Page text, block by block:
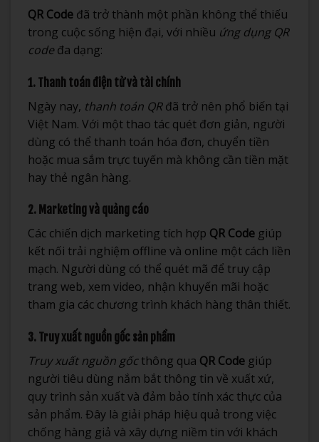
QR Code đã trở thành một phần không thể thiếu
trong cuộc sống hiện đại, với nhiều ứng dụng QR
codeđa dạng:
1. Thanh toán điện tử và tài chính
Ngày nay, thanh toán QRđã trở nên phổ biến tại
Việt Nam. Với một thao tác quét đơn giản, người
dùng có thể thanh toán hóa đơn, chuyển tiền
hoặc mua sắm trực tuyến mà không cần tiền mặt
hay thẻ ngân hàng.
2. Marketing và quảng cáo
Các chiến dịch marketing tích hợp QR Code giúp
kết nối trải nghiệm offline và online một cách liền
mạch. Người dùng có thể quét mã để truy cập
trang web, xem video, nhận khuyến mãi hoặc
tham gia các chương trình khách hàng thân thiết.
3. Truy xuất nguồn gốc sản phẩm
Truy xuất nguồn gốcthông qua QR Code giúp
người tiêu dùng nắm bắt thông tin về xuất xứ,
quy trình sản xuất và đảm bảo tính xác thực của
sản phẩm. Đây là giải pháp hiệu quả trong việc
chống hàng giả và xây dựng niềm tin với khách